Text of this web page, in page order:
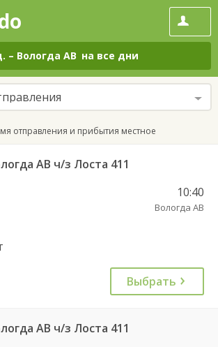
– Вологда АВ на все дни
отправления и прибытия местное
АВ ч/з Лоста 411
10:40
Вологда АВ
Выбрать
АВ ч/з Лоста 411